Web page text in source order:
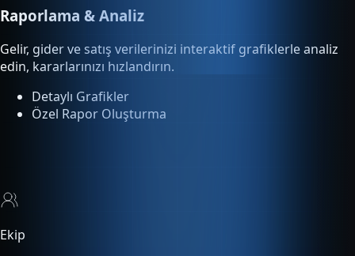
Gelir, gider ve satış verilerinizi interaktif grafiklerle analiz
edin, kararlarınızı hızlandırın.
Detaylı Grafikler
Özel Rapor Oluşturma
Ekip
Çoklu Kullanıcı